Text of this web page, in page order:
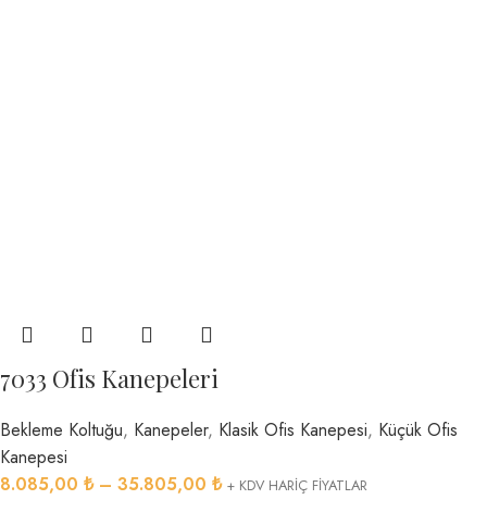
7033 Ofis Kanepeleri
Bekleme Koltuğu, Kanepeler, Klasik Ofis Kanepesi, Küçük Ofis
Kanepesi
8.085,00 ₺ – 35.805,00 ₺ + KDV HARİÇ FİYATLAR